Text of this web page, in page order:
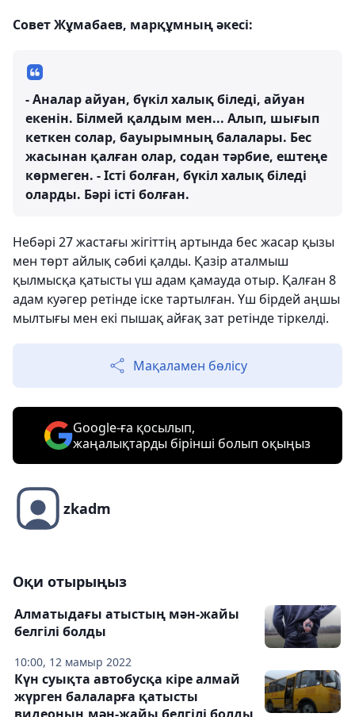
Совет Жұмабаев, марқұмның әкесі:
- Аналар айуан, бүкіл халық біледі, айуан
екенін. Білмей қалдым мен... Алып, шығып
кеткен солар, бауырымның балалары. Бес
жасынан қалған олар, содан тәрбие, ештеңе
көрмеген. - Істі болған, бүкіл халық біледі
оларды. Бәрі істі болған.
Небәрі 27 жастағы жігіттің артында бес жасар қызы
мен төрт айлық сәбиі қалды. Қазір аталмыш
қылмысқа қатысты үш адам қамауда отыр. Қалған 8
адам куәгер ретінде іске тартылған. Үш бірдей аңшы
мылтығы мен екі пышақ айғақ зат ретінде тіркелді.
Мақаламен бөлісу
Google-ға қосылып,
жаңалықтарды бірінші болып оқыңыз
zkadm
Оқи отырыңыз
10:00, 12 мамыр 2022
Алматыдағы атыстың мән-жайы
белгілі болды
Күн суықта автобусқа кіре алмай
жүрген балаларға қатысты